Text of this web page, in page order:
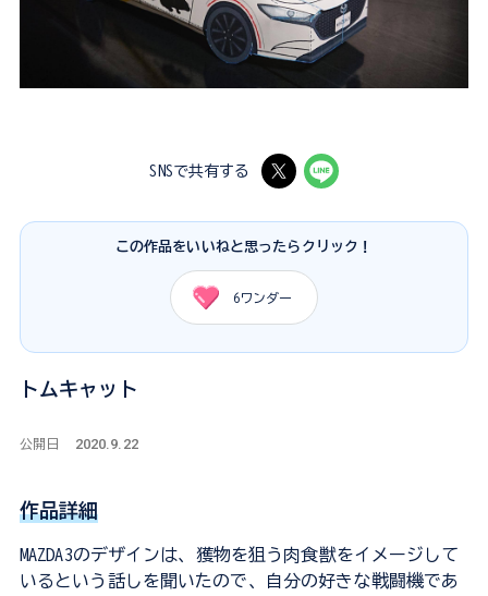
SNSで共有する
この作品をいいねと思ったらクリック！
6ワンダー
トムキャット
公開日 2020.9.22
作品詳細
MAZDA3のデザインは、獲物を狙う肉食獣をイメージして
いるという話しを聞いたので、自分の好きな戦闘機であ